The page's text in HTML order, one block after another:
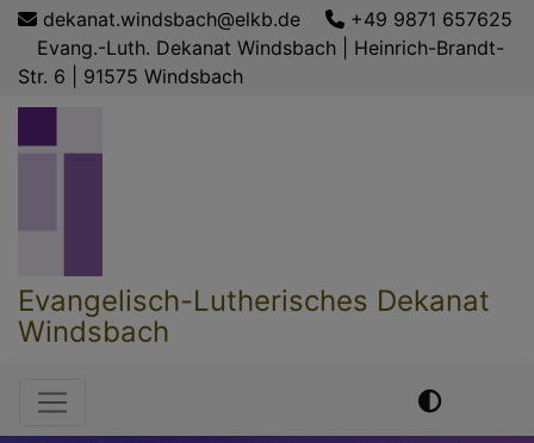
Direkt
Inhalt
dekanat.windsbach@elkb.de
+49 9871 657625
Evang.-Luth. Dekanat Windsbach | Heinrich-Brandt-
Str. 6 | 91575 Windsbach
Evangelisch-Lutherisches Dekanat
Windsbach
Hauptnavigation